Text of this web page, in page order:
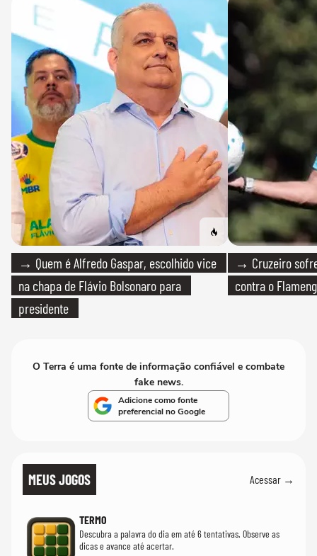
→ Quem é Alfredo Gaspar, escolhido vice
na chapa de Flávio Bolsonaro para
presidente
→ Cruzeiro
contra o
O Terra é uma fonte de informação confiável e combate
fake news.
Adicione como fonte
preferencial no Google
MEUS JOGOS Acessar →
TERMO
Descubra a palavra do dia em até 6 tentativas. Observe as
dicas e avance até acertar.